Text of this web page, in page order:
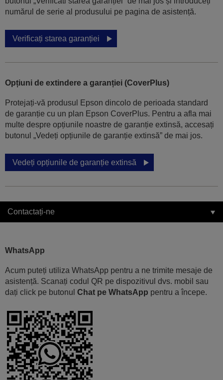
numărul de serie al produsului pe pagina de asistență.
Verificați starea garanției
Opțiuni de extindere a garanției (CoverPlus)
Protejați-vă produsul Epson dincolo de perioada standard
de garanție cu un plan Epson CoverPlus. Pentru a afla mai
multe despre opțiunile noastre de garanție extinsă, accesați
butonul „Vedeți opțiunile de garanție extinsă” de mai jos.
Vedeți opțiunile de garanție extinsă
Contactați-ne
WhatsApp
Acum puteți utiliza WhatsApp pentru a ne trimite mesaje de
asistență. Scanați codul QR pe dispozitivul dvs. mobil sau
dați click pe butonul Chat pe WhatsApp pentru a începe.